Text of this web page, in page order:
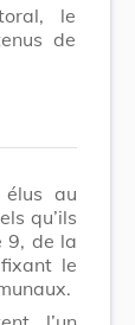
le
de
élus au
qu’ils
9, de la
fixant le